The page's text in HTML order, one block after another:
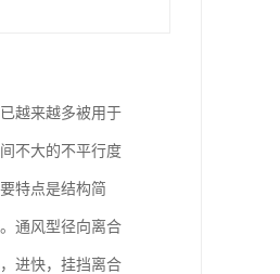
越来越多被用于
不大的不平行度
特点是结构简
通风型径向离合
进快，挂挡离合